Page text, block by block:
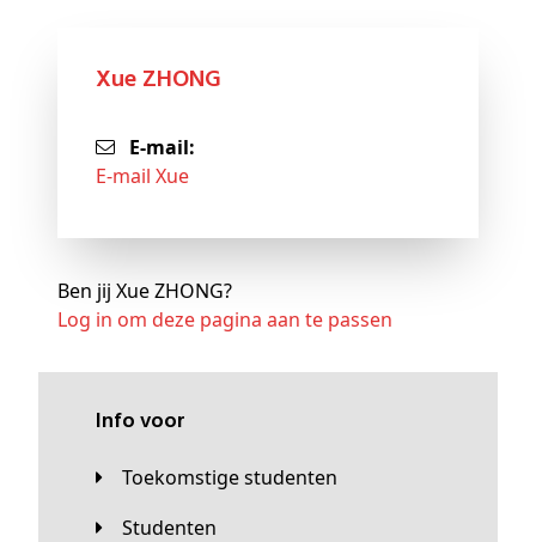
Xue ZHONG
E-mail:
E-mail Xue
Ben jij Xue ZHONG?
Log in om deze pagina aan te passen
Info voor
Toekomstige studenten
Studenten